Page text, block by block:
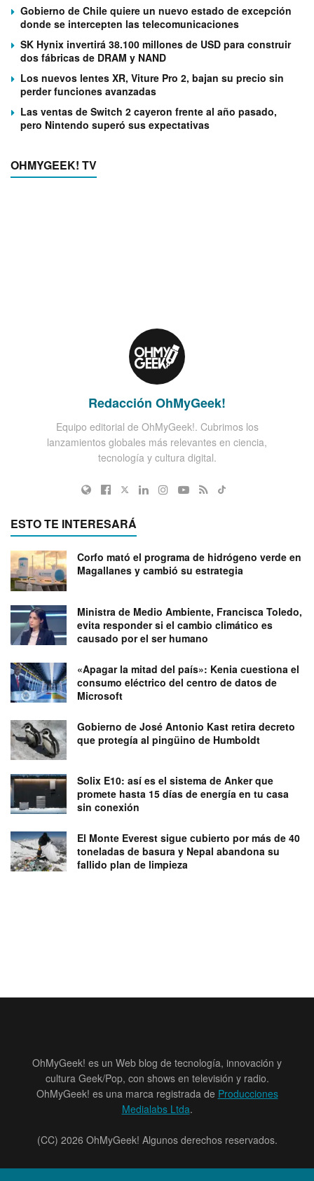
Gobierno de Chile quiere un nuevo estado de excepción
donde se intercepten las telecomunicaciones
SK Hynix invertirá 38.100 millones de USD para construir
dos fábricas de DRAM y NAND
Los nuevos lentes XR, Viture Pro 2, bajan su precio sin
perder funciones avanzadas
Las ventas de Switch 2 cayeron frente al año pasado,
pero Nintendo superó sus expectativas
OHMYGEEK! TV
Redacción OhMyGeek!
Equipo editorial de OhMyGeek!. Cubrimos los
lanzamientos globales más relevantes en ciencia,
tecnología y cultura digital.
ESTO TE INTERESARÁ
Corfo mató el programa de hidrógeno verde en
Magallanes y cambió su estrategia
Ministra de Medio Ambiente, Francisca Toledo,
evita responder si el cambio climático es
causado por el ser humano
«Apagar la mitad del país»: Kenia cuestiona el
consumo eléctrico del centro de datos de
Microsoft
Gobierno de José Antonio Kast retira decreto
que protegía al pingüino de Humboldt
Solix E10: así es el sistema de Anker que
promete hasta 15 días de energía en tu casa
sin conexión
El Monte Everest sigue cubierto por más de 40
toneladas de basura y Nepal abandona su
fallido plan de limpieza
OhMyGeek! es un Web blog de tecnología, innovación y
cultura Geek/Pop, con shows en televisión y radio.
OhMyGeek! es una marca registrada de Producciones
Medialabs Ltda.
(CC) 2026 OhMyGeek! Algunos derechos reservados.